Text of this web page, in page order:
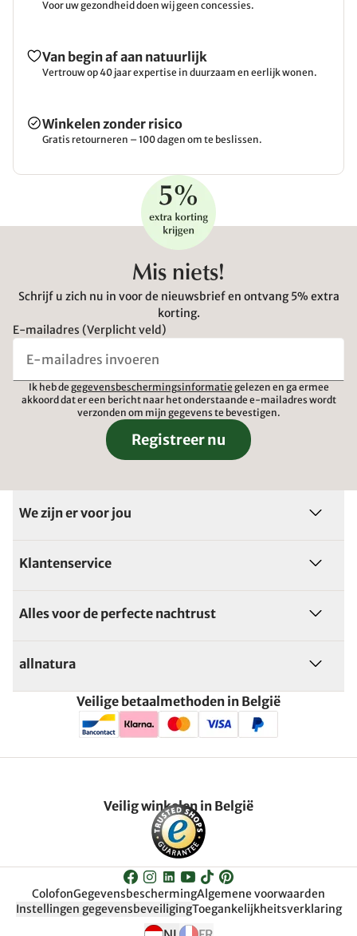
Voor uw gezondheid doen wij geen concessies.
Van begin af aan natuurlijk
Vertrouw op 40 jaar expertise in duurzaam en eerlijk wonen.
Winkelen zonder risico
Gratis retourneren – 100 dagen om te beslissen.
Mis niets!
Schrijf u zich nu in voor de nieuwsbrief en ontvang 5% extra
korting.
E-mailadres (Verplicht veld)
Ik heb de gegevensbeschermingsinformatie gelezen en ga ermee
akkoord dat er een bericht naar het onderstaande e-mailadres wordt
verzonden om mijn gegevens te bevestigen.
Registreer nu
We zijn er voor jou
Klantenservice
Alles voor de perfecte nachtrust
allnatura
Veilige betaalmethoden in België
Veilig winkelen in België
ColofonGegevensbeschermingAlgemene voorwaarden
Instellingen gegevensbeveiligingToegankelijkheitsverklaring